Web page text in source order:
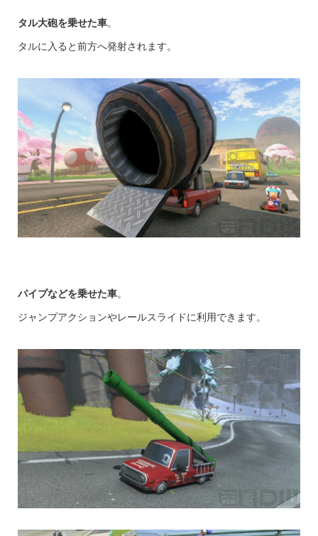
タル大砲を乗せた車。
タルに入ると前方へ発射されます。
パイプなどを乗せた車。
ジャンプアクションやレールスライドに利用できます。